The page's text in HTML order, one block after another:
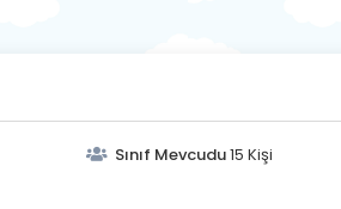
Sınıf Mevcudu15 Kişi